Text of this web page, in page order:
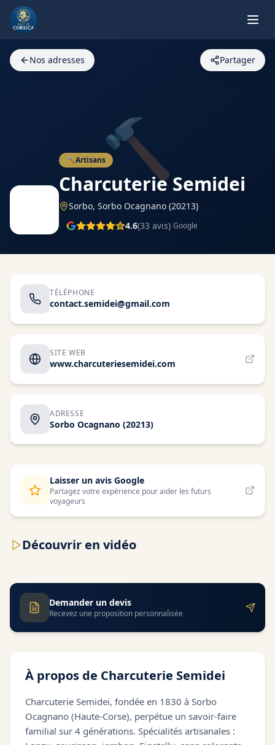
🔨
Nos adresses Partager
🔨Artisans
Charcuterie Semidei
Sorbo, Sorbo Ocagnano (20213)
4.6(33 avis) Google
TÉLÉPHONE
contact.semidei@gmail.com
SITE WEB
www.charcuteriesemidei.com
ADRESSE
Sorbo Ocagnano (20213)
Laisser un avis Google
Partagez votre expérience pour aider les futurs
voyageurs
Découvrir en vidéo
Demander un devis
Recevez une proposition personnalisée
À propos de Charcuterie Semidei
Charcuterie Semidei, fondée en 1830 à Sorbo
Ocagnano (Haute-Corse), perpétue un savoir-faire
familial sur 4 générations. Spécialités artisanales :